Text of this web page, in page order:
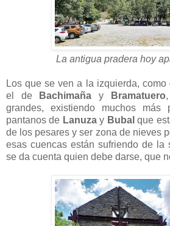
La antigua pradera hoy
Los que se ven a la izquierda, como
el de
Bachimaña y Bramatuero
grandes, existiendo muchos más
pantanos de Lanuzay Bubal que
de los pesares y ser zona de nieves
esas cuencas están sufriendo de la
se da cuenta quien debe darse, que